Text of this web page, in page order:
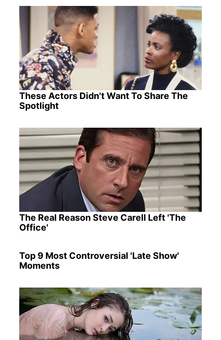
These Actors Didn't Want To Share The
Spotlight
The Real Reason Steve Carell Left 'The
Office'
Top 9 Most Controversial 'Late Show'
Moments